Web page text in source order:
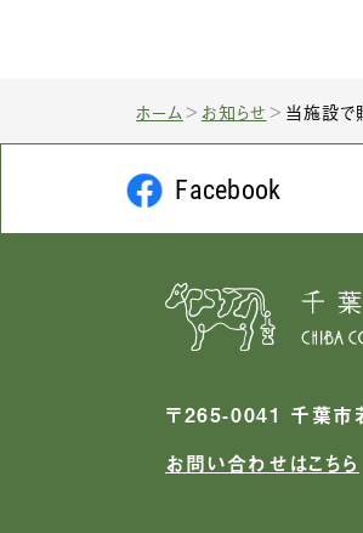
ホーム お知らせ 当施設で
Facebook
〒265-0041 千葉市
お問い合わせはこちら